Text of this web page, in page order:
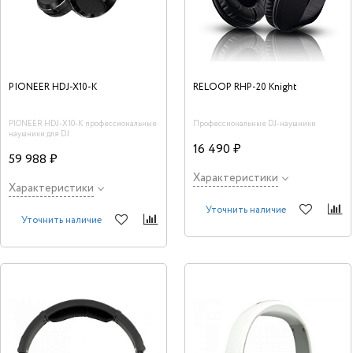
PIONEER HDJ-X10-K
PIONEER HDJ-X10-K профессиональные
наушники для DJ
59 988 ₽
Характеристики
Уточнить наличие
RELOOP RHP-20 Knight
Профессиональные DJ-наушники
16 490 ₽
Характеристики
Уточнить наличие